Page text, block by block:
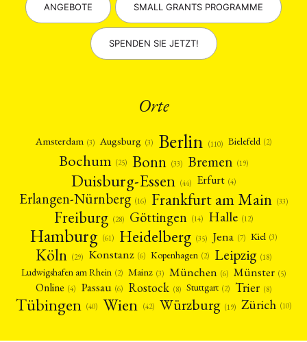
ANGEBOTE SMALL GRANTS PROGRAMME
SPENDEN SIE JETZT!
Orte
Amsterdam (3) Augsburg (3) Berlin (110) Bielefeld (2)
Bochum (25) Bonn (33) Bremen (19)
Duisburg-Essen (44) Erfurt (4)
Erlangen-Nürnberg (16) Frankfurt am Main (33)
Freiburg (28) Göttingen (14) Halle (12)
Hamburg (61) Heidelberg (35) Jena (7) Kiel (3)
Köln (29) Konstanz (6) Kopenhagen (2) Leipzig (18)
Ludwigshafen am Rhein (2) Mainz (3) München (6) Münster (5)
Online (4) Passau (6) Rostock (8) Stuttgart (2) Trier (8)
Tübingen (40) Wien (42) Würzburg (19) Zürich (10)